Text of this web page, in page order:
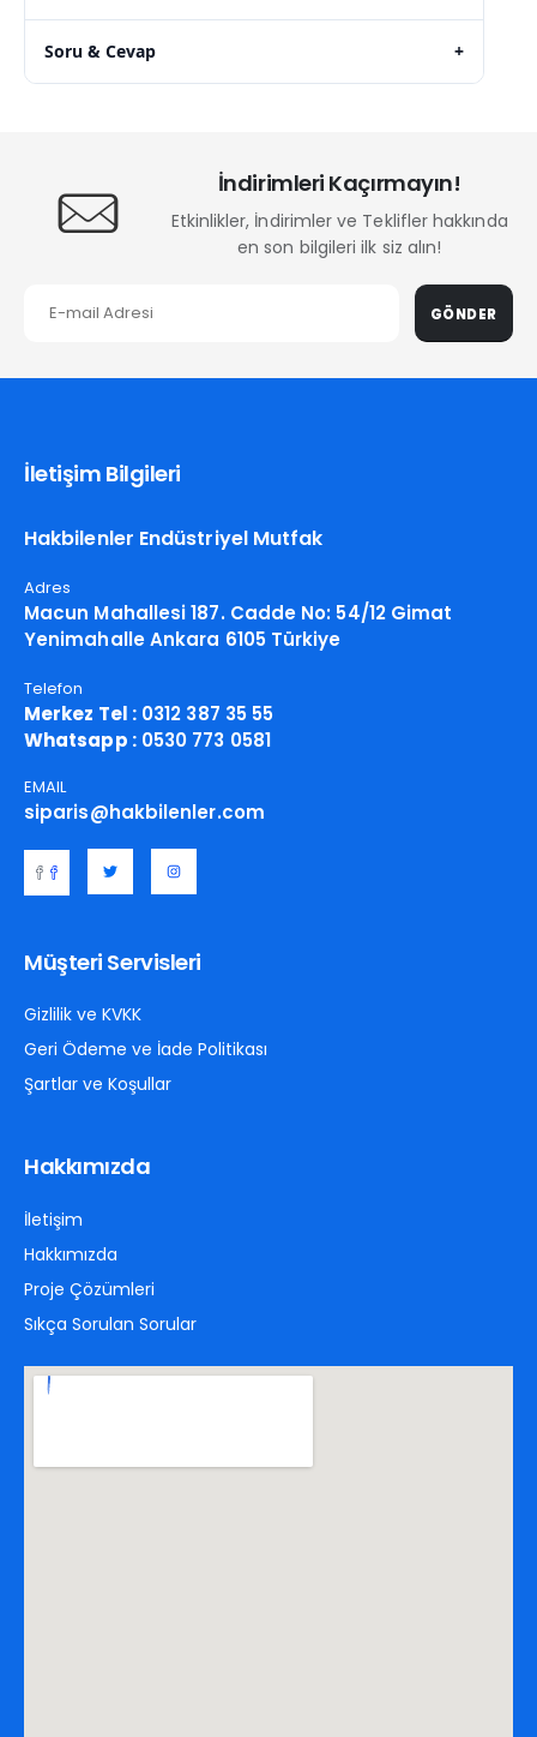
Soru & Cevap +
İndirimleri Kaçırmayın!
Etkinlikler, İndirimler ve Teklifler hakkında
en son bilgileri ilk siz alın!
GÖNDER
İletişim Bilgileri
Hakbilenler Endüstriyel Mutfak
Adres
Macun Mahallesi 187. Cadde No: 54/12 Gimat
Yenimahalle Ankara 6105 Türkiye
Telefon
Merkez Tel :0312 387 35 55
Whatsapp :0530 773 0581
EMAIL
siparis@hakbilenler.com
Müşteri Servisleri
Gizlilik ve KVKK
Geri Ödeme ve İade Politikası
Şartlar ve Koşullar
Hakkımızda
İletişim
Hakkımızda
Proje Çözümleri
Sıkça Sorulan Sorular